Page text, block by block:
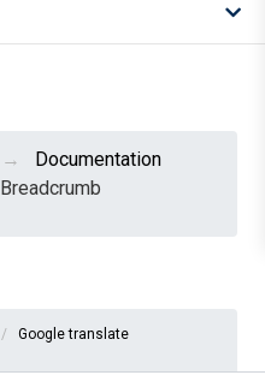
Documentation
Breadcrumb
Google translate